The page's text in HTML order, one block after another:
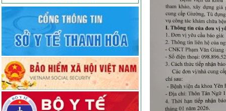
NGƯỜI ĐĂNG KÝ THỰC
HÀNH KHÁM CHỮA BỆNH
TỪ1.8